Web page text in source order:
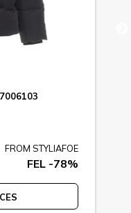
FROM STYLIAFOE
FEL -78%